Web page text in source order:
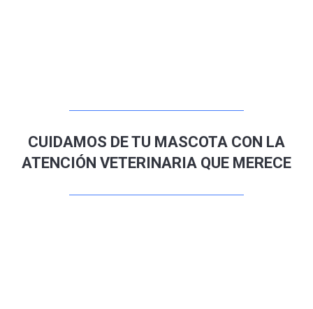
CUIDAMOS DE TU MASCOTA CON LA
ATENCIÓN VETERINARIA QUE MERECE